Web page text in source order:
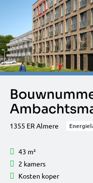
1355 ER Almere
43 m²
2 kamers
Kosten koper